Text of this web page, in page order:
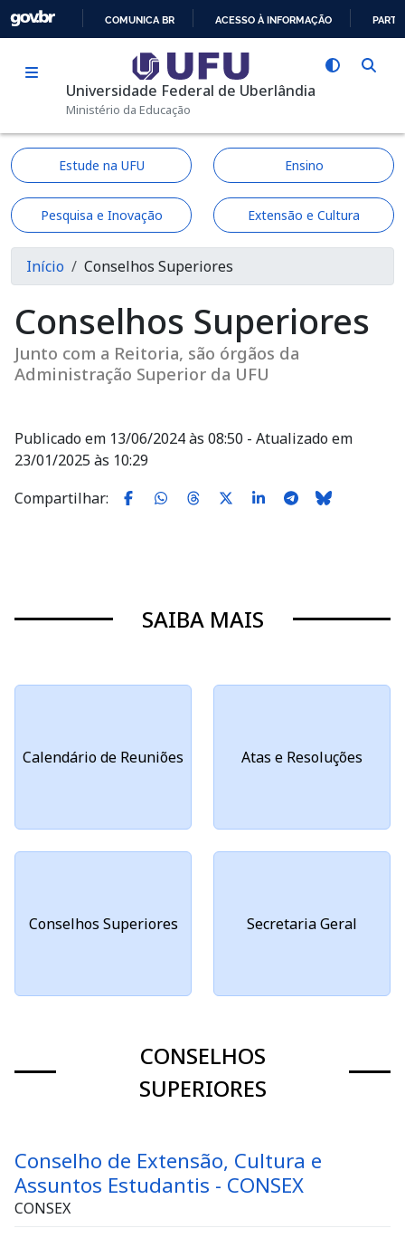
Pular para o conteúdo principal
PARA
O
COMUNICA BR ACESSO À INFORMAÇÃO
Universidade Federal de Uberlândia
Ministério da Educação
Estude na UFU Ensino
Pesquisa e Inovação Extensão e Cultura
Trilha de navegação
Início Conselhos Superiores
Conselhos Superiores
Junto com a Reitoria, são órgãos da
Administração Superior da UFU
Publicado em 13/06/2024 às 08:50 - Atualizado em
23/01/2025 às 10:29
Compartilhar:
SAIBA MAIS
Calendário de Reuniões Atas e Resoluções
Conselhos Superiores Secretaria Geral
CONSELHOS
SUPERIORES
Conselho de Extensão, Cultura e
Assuntos Estudantis - CONSEX
CONSEX